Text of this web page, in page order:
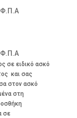
Φ.Π.Α
Φ.Π.Α
σε ειδικό ασκό
και σας
στον ασκό
στη
σε